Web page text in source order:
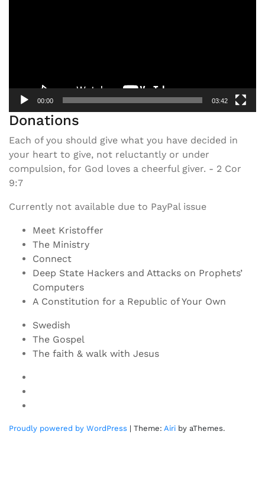
00:00 03:42
Donations
Each of you should give what you have decided in
your heart to give, not reluctantly or under
compulsion, for God loves a cheerful giver. - 2 Cor
9:7
Currently not available due to PayPal issue
Meet Kristoffer
The Ministry
Connect
Deep State Hackers and Attacks on Prophets’
Computers
A Constitution for a Republic of Your Own
Swedish
The Gospel
The faith & walk with Jesus
Proudly powered by WordPress | Theme: Airi by aThemes.